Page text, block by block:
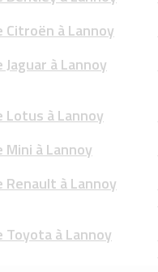
Citroën à Lannoy
à Lannoy
Lotus à Lannoy
à Lannoy
Renault à Lannoy
Toyota à Lannoy